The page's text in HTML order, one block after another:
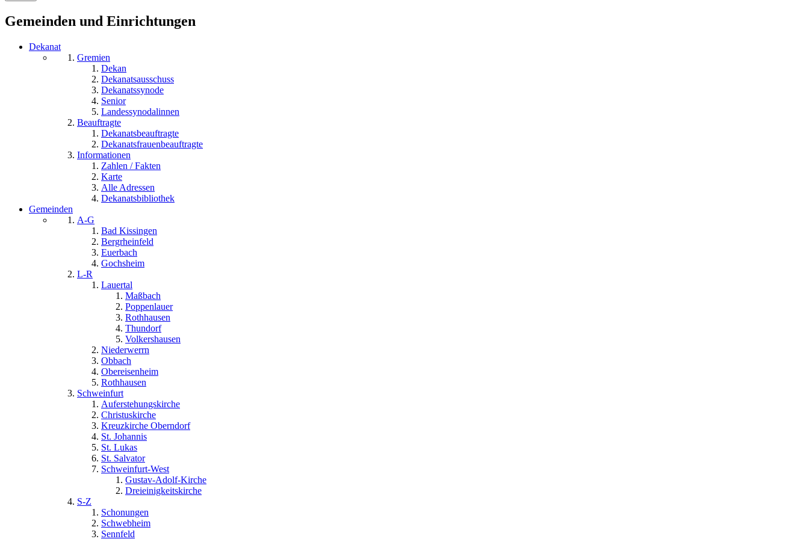
Gemeinden und Einrichtungen
Dekanat
Gremien
Dekan
Dekanatsausschuss
Dekanatssynode
Senior
Landessynodalinnen
Beauftragte
Dekanatsbeauftragte
Dekanatsfrauenbeauftragte
Informationen
Zahlen / Fakten
Karte
Alle Adressen
Dekanatsbibliothek
Gemeinden
A-G
Bad Kissingen
Bergrheinfeld
Euerbach
Gochsheim
L-R
Lauertal
Maßbach
Poppenlauer
Rothhausen
Thundorf
Volkershausen
Niederwerrn
Obbach
Obereisenheim
Rothhausen
Schweinfurt
Auferstehungskirche
Christuskirche
Kreuzkirche Oberndorf
St. Johannis
St. Lukas
St. Salvator
Schweinfurt-West
Gustav-Adolf-Kirche
Dreieinigkeitskirche
S-Z
Schonungen
Schwebheim
Sennfeld